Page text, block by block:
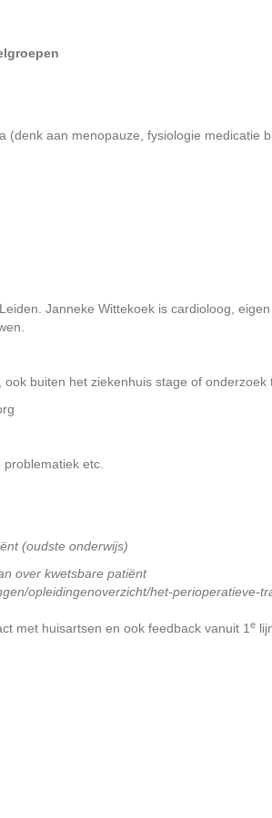
aan menopauze, fysiologie medicatie
Janneke Wittekoek is cardioloog,
buiten het ziekenhuis stage of
etc.
(oudste onderwijs)
over kwetsbare patiënt
opleidingenoverzicht/het-perioperatieve-
met huisartsen en ook feedback vanuit 1 e